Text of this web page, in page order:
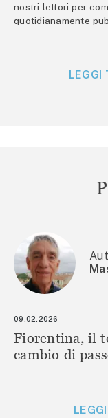
nostri lettori per
quotidianamente
LEGGI
09.02.2026
Fiorentina, il
cambio di